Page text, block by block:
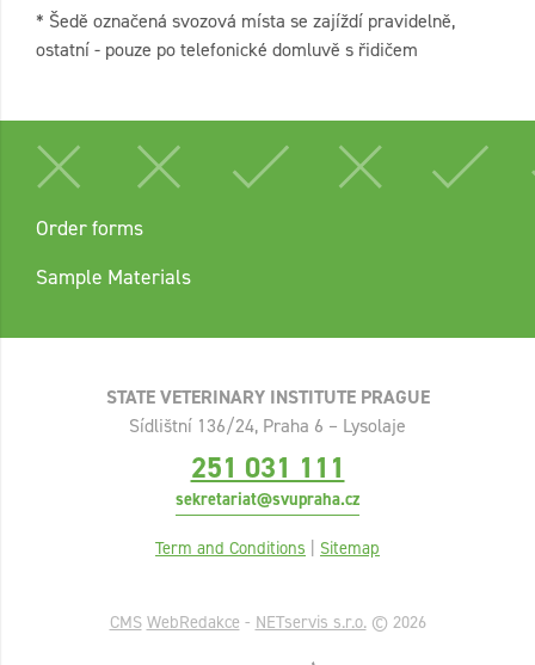
* Šedě označená svozová místa se zajíždí pravidelně,
ostatní - pouze po telefonické domluvě s řidičem
Order forms
Sample Materials
STATE VETERINARY INSTITUTE PRAGUE
Sídlištní 136/24, Praha 6 – Lysolaje
251 031 111
sekretariat@svupraha.cz
Term and Conditions | Sitemap
CMS WebRedakce - NETservis s.r.o.© 2026